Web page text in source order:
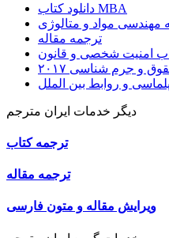
دانلود کتاب MBA
مهندسی مواد و متالوژی
ترجمه مقاله
امنیت شخصی و قانون
و جرم شناسی ۲۰۱۷
و روابط بین الملل
دیگر خدمات ایران مترجم
ترجمه کتاب
ترجمه مقاله
ویرایش مقاله و متون فارسی